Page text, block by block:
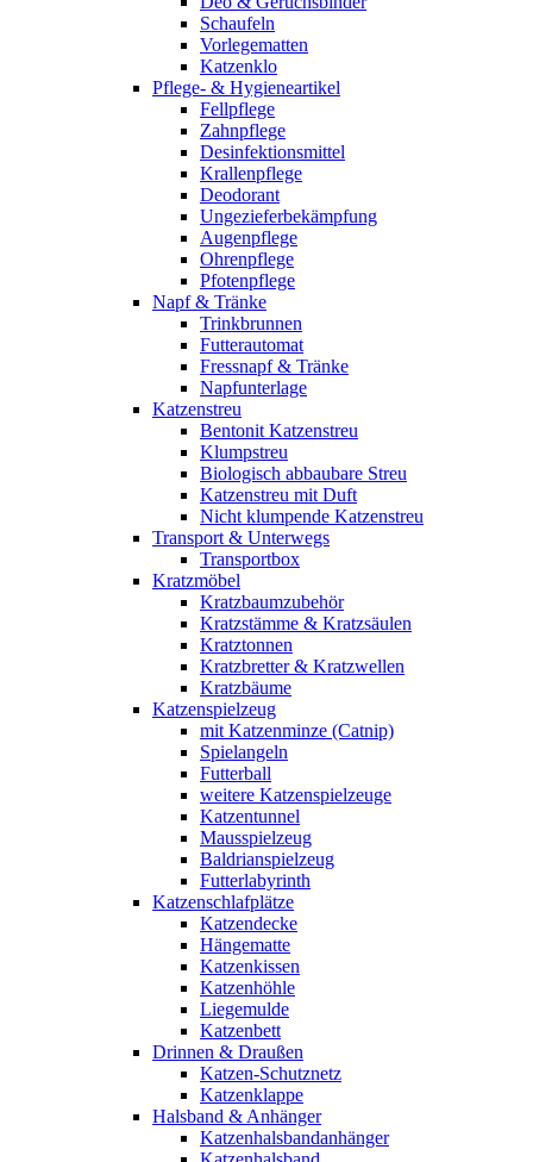
Schaufeln
Vorlegematten
Katzenklo
Pflege- & Hygieneartikel
Fellpflege
Zahnpflege
Desinfektionsmittel
Krallenpflege
Deodorant
Ungezieferbekämpfung
Augenpflege
Ohrenpflege
Pfotenpflege
Napf & Tränke
Trinkbrunnen
Futterautomat
Fressnapf & Tränke
Napfunterlage
Katzenstreu
Bentonit Katzenstreu
Klumpstreu
Biologisch abbaubare Streu
Katzenstreu mit Duft
Nicht klumpende Katzenstreu
Transport & Unterwegs
Transportbox
Kratzmöbel
Kratzbaumzubehör
Kratzstämme & Kratzsäulen
Kratztonnen
Kratzbretter & Kratzwellen
Kratzbäume
Katzenspielzeug
mit Katzenminze (Catnip)
Spielangeln
Futterball
weitere Katzenspielzeuge
Katzentunnel
Mausspielzeug
Baldrianspielzeug
Futterlabyrinth
Katzenschlafplätze
Katzendecke
Hängematte
Katzenkissen
Katzenhöhle
Liegemulde
Katzenbett
Drinnen & Draußen
Katzen-Schutznetz
Katzenklappe
Halsband & Anhänger
Katzenhalsbandanhänger